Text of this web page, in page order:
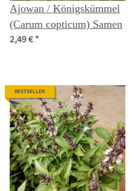
Ajowan / Königskümmel
(Carum copticum) Samen
2,49 €*
BESTSELLER